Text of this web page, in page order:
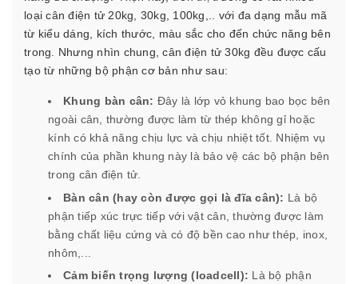
loạicân điện tử 20kg , 30kg, 100kg,.. với đa dạng mẫu mã
từ kiểu dáng, kích thước, màu sắc cho đến chức năng bên
trong. Nhưng nhìn chung, cân điện tử 30kg đều được cấu
tạo từ những bộ phận cơ bản như sau:
Khung bàn cân: Đây là lớp vỏ khung bao bọc bên
ngoài cân, thường được làm từ thép không gỉ hoặc
kính có khả năng chịu lực và chịu nhiệt tốt. Nhiệm vụ
chính của phần khung này là bảo vệ các bộ phận bên
trong cân điện tử.
Bàn cân (hay còn được gọi là đĩa cân): Là bộ
phận tiếp xúc trực tiếp với vật cân, thường được làm
bằng chất liệu cứng và có độ bền cao như thép, inox,
nhôm,...
Cảm biến trọng lượng (loadcell): Là bộ phận